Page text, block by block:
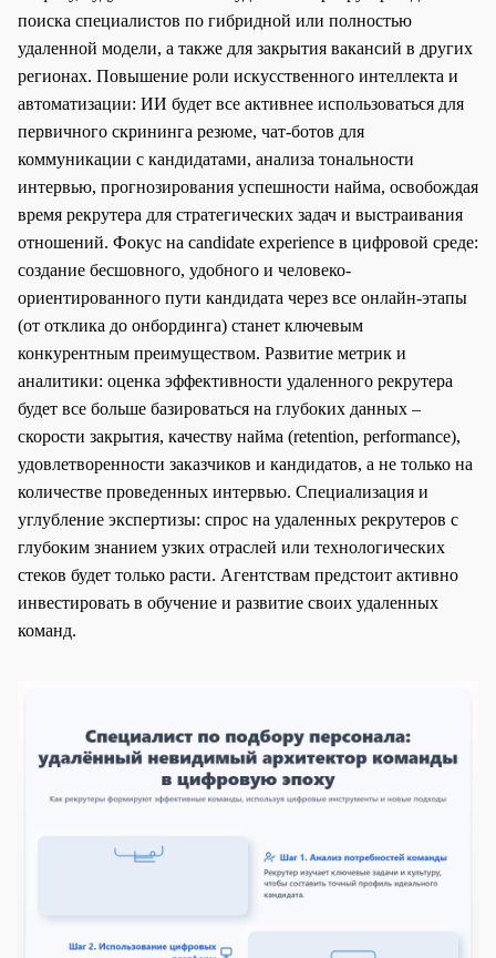
поиска специалистов по гибридной или полностью
удаленной модели, а также для закрытия вакансий в других
регионах. Повышение роли искусственного интеллекта и
автоматизации: ИИ будет все активнее использоваться для
первичного скрининга резюме, чат-ботов для
коммуникации с кандидатами, анализа тональности
интервью, прогнозирования успешности найма, освобождая
время рекрутера для стратегических задач и выстраивания
отношений. Фокус на candidate experience в цифровой среде:
создание бесшовного, удобного и человеко-
ориентированного пути кандидата через все онлайн-этапы
(от отклика до онбординга) станет ключевым
конкурентным преимуществом. Развитие метрик и
аналитики: оценка эффективности удаленного рекрутера
будет все больше базироваться на глубоких данных –
скорости закрытия, качеству найма (retention, performance),
удовлетворенности заказчиков и кандидатов, а не только на
количестве проведенных интервью. Специализация и
углубление экспертизы: спрос на удаленных рекрутеров с
глубоким знанием узких отраслей или технологических
стеков будет только расти. Агентствам предстоит активно
инвестировать в обучение и развитие своих удаленных
команд.